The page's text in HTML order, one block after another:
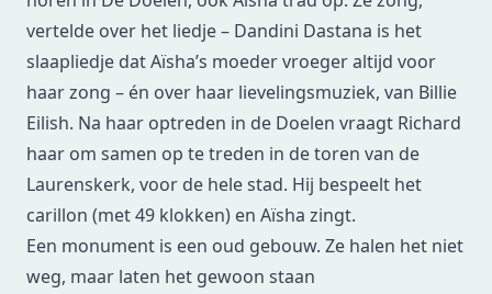
vertelde over het liedje – Dandini Dastana is het
slaapliedje dat Aïsha’s moeder vroeger altijd voor
haar zong – én over haar lievelingsmuziek, van Billie
Eilish. Na haar optreden in de Doelen vraagt Richard
haar om samen op te treden in de toren van de
Laurenskerk, voor de hele stad. Hij bespeelt het
carillon (met 49 klokken) en Aïsha zingt.
Een monument is een oud gebouw. Ze halen het niet
weg, maar laten het gewoon staan